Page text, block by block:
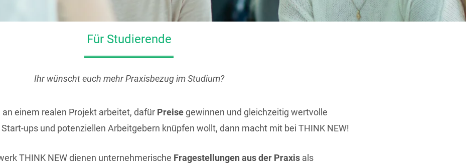
Für Studierende
Ihr wünscht euch mehr Praxisbezug im Studium?
einem realen Projekt arbeitet, dafür Preise gewinnen und gleichzeitig wertvolle
ups und potenziellen Arbeitgebern knüpfen wollt, dann macht mit bei THINK NEW!
THINK NEW dienen unternehmerische Fragestellungen aus der Praxis als